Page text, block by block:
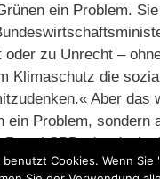
ein Problem.
oder zu Unrecht –
Klimaschutz die
Aber das
ein Problem, sondern
Partei SPD, der doch
oder wenigstens
benutzt Cookies. Wenn Sie